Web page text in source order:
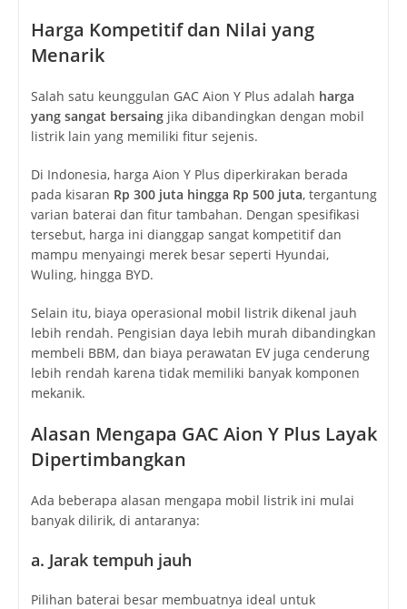
Harga Kompetitif dan Nilai yang
Menarik
Salah satu keunggulan GAC Aion Y Plus adalah harga
yang sangat bersaingjika dibandingkan dengan mobil
listrik lain yang memiliki fitur sejenis.
Di Indonesia, harga Aion Y Plus diperkirakan berada
pada kisaran Rp 300 juta hingga Rp 500 juta, tergantung
varian baterai dan fitur tambahan. Dengan spesifikasi
tersebut, harga ini dianggap sangat kompetitif dan
mampu menyaingi merek besar seperti Hyundai,
Wuling, hingga BYD.
Selain itu, biaya operasional mobil listrik dikenal jauh
lebih rendah. Pengisian daya lebih murah dibandingkan
membeli BBM, dan biaya perawatan EV juga cenderung
lebih rendah karena tidak memiliki banyak komponen
mekanik.
Alasan Mengapa GAC Aion Y Plus Layak
Dipertimbangkan
Ada beberapa alasan mengapa mobil listrik ini mulai
banyak dilirik, di antaranya:
a. Jarak tempuh jauh
Pilihan baterai besar membuatnya ideal untuk